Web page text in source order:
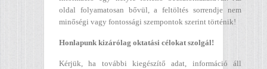
oldal folyamatosan bővül, a feltöltés sorrendje nem
minőségi vagy fontossági szempontok szerint történik!
Honlapunk kizárólag oktatási célokat szolgál!
Kérjük, ha további kiegészítő adat, információ áll